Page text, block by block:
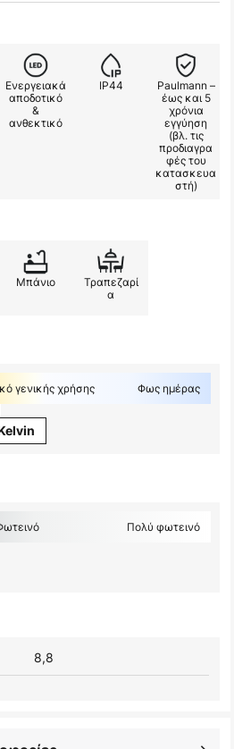
Ενεργειακά
αποδοτικό
&
ανθεκτικό
IP44
Paulmann –
έως και 5
χρόνια
εγγύηση
(βλ. τις
προδιαγρα
φές του
κατασκευα
στή)
Μπάνιο
Τραπεζαρί
α
γενικής χρήσης Φως ημέρας
Πολύ φωτεινό
8,8